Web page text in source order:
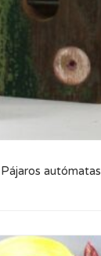
Pájaros autómatas